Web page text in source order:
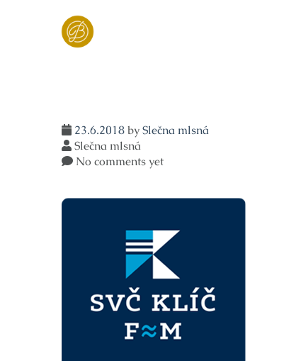
23.6.2018bySlečna mlsná
Slečna mlsná
No comments yet